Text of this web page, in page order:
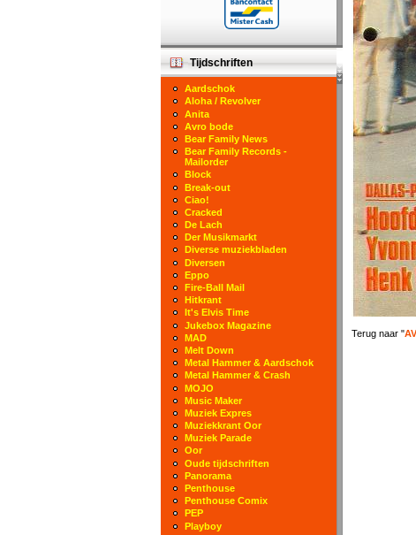
Terug naar "
Tijdschriften
Aardschok
Aloha / Revolver
Anita
Avro bode
Bear Family News
Bear Family Records -
Mailorder
Block
Break-out
Ciao!
Cracked
De Lach
Der Musikmarkt
Diverse muziekbladen
Diversen
Eppo
Fire-Ball Mail
Hitkrant
It's Elvis Time
Jukebox Magazine
MAD
Melt Down
Metal Hammer & Aardschok
Metal Hammer & Crash
MOJO
Music Maker
Muziek Expres
Muziekkrant Oor
Muziek Parade
Oor
Oude tijdschriften
Panorama
Penthouse
Penthouse Comix
PEP
Playboy